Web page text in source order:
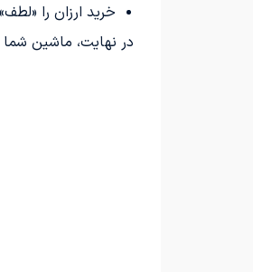
خرید ارزان را
در نهایت، ماشین